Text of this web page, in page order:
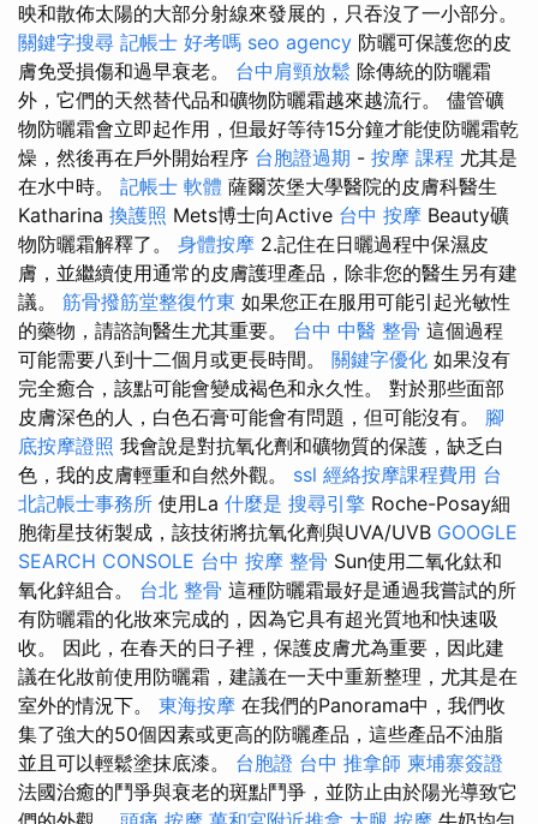
映和散佈太陽的大部分射線來發展的，只吞沒了一小部分。
關鍵字搜尋 記帳士 好考嗎 seo agency 防曬可保護您的皮
膚免受損傷和過早衰老。 台中肩頸放鬆 除傳統的防曬霜
外，它們的天然替代品和礦物防曬霜越來越流行。 儘管礦
物防曬霜會立即起作用，但最好等待15分鐘才能使防曬霜乾
燥，然後再在戶外開始程序 台胞證過期 - 按摩 課程 尤其是
在水中時。 記帳士 軟體 薩爾茨堡大學醫院的皮膚科醫生
Katharina 換護照 Mets博士向Active 台中 按摩 Beauty礦
物防曬霜解釋了。 身體按摩 2.記住在日曬過程中保濕皮
膚，並繼續使用通常的皮膚護理產品，除非您的醫生另有建
議。 筋骨撥筋堂整復竹東 如果您正在服用可能引起光敏性
的藥物，請諮詢醫生尤其重要。 台中 中醫 整骨 這個過程
可能需要八到十二個月或更長時間。 關鍵字優化 如果沒有
完全癒合，該點可能會變成褐色和永久性。 對於那些面部
皮膚深色的人，白色石膏可能會有問題，但可能沒有。 腳
底按摩證照 我會說是對抗氧化劑和礦物質的保護，缺乏白
色，我的皮膚輕重和自然外觀。 ssl 經絡按摩課程費用 台
北記帳士事務所 使用La 什麼是 搜尋引擎 Roche-Posay細
胞衛星技術製成，該技術將抗氧化劑與UVA/UVB GOOGLE
SEARCH CONSOLE 台中 按摩 整骨 Sun使用二氧化鈦和
氧化鋅組合。 台北 整骨 這種防曬霜最好是通過我嘗試的所
有防曬霜的化妝來完成的，因為它具有超光質地和快速吸
收。 因此，在春天的日子裡，保護皮膚尤為重要，因此建
議在化妝前使用防曬霜，建議在一天中重新整理，尤其是在
室外的情況下。 東海按摩 在我們的Panorama中，我們收
集了強大的50個因素或更高的防曬產品，這些產品不油脂
並且可以輕鬆塗抹底漆。 台胞證 台中 推拿師 柬埔寨簽證
法國治癒的鬥爭與衰老的斑點鬥爭，並防止由於陽光導致它